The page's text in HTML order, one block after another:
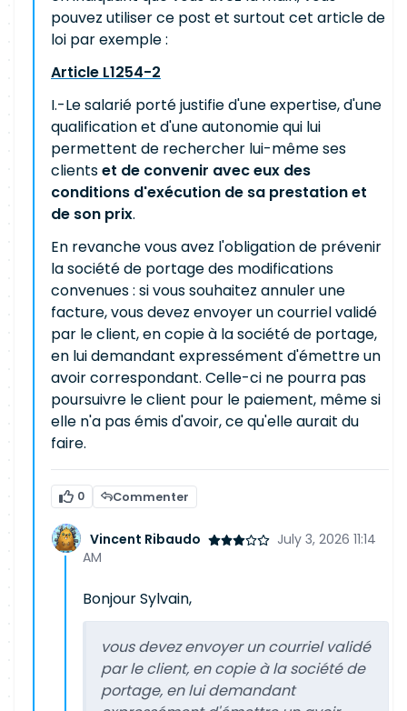
pouvez utiliser ce post et surtout cet article de
loi par exemple :
Article L1254-2
I.-Le salarié porté justifie d'une expertise, d'une
qualification et d'une autonomie qui lui
permettent de rechercher lui-même ses
clientset de convenir avec eux des
conditions d'exécution de sa prestation et
de son prix.
En revanche vous avez l'obligation de prévenir
la société de portage des modifications
convenues : si vous souhaitez annuler une
facture, vous devez envoyer un courriel validé
par le client, en copie à la société de portage,
en lui demandant expressément d'émettre un
avoir correspondant. Celle-ci ne pourra pas
poursuivre le client pour le paiement, même si
elle n'a pas émis d'avoir, ce qu'elle aurait du
faire.
0 Commenter
Vincent Ribaudo
July 3, 2026 11:14
AM
Bonjour Sylvain,
vous devez envoyer un courriel validé
par le client, en copie à la société de
portage, en lui demandant